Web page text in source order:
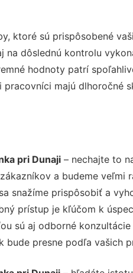
ktoré sú prispôsobené
na dôslednú kontrolu
hodnoty patrí
majú dlhoročné
pri Dunaji– nechajte to
a budeme veľmi
snažíme prispôsobiť a
prístup je kľúčom k
sú aj odborné
bude presne podľa vašich